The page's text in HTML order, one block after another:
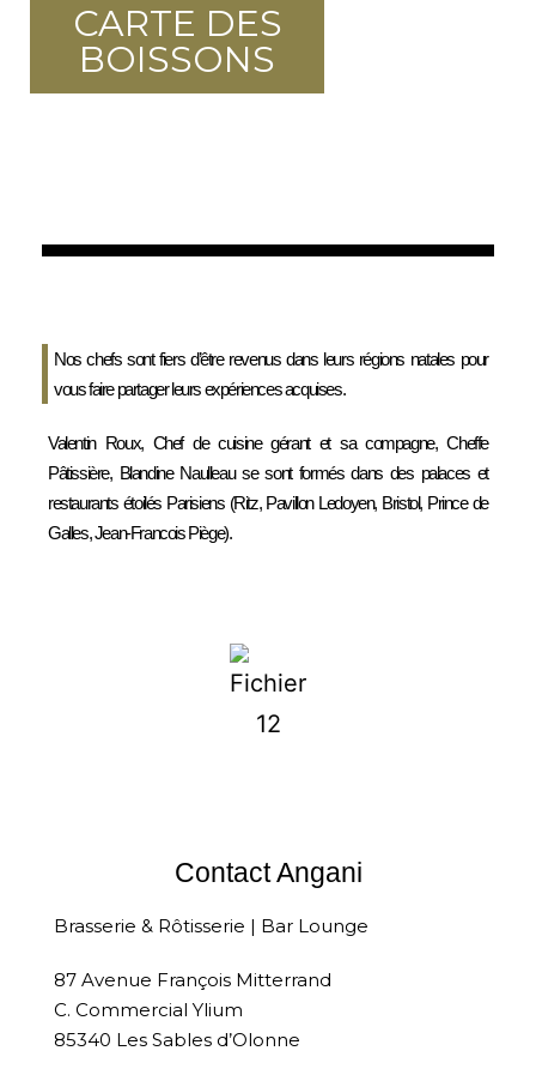
CARTE DES
BOISSONS
Nos chefs sont fiers d’être revenus dans leurs régions natales pour
vous faire partager leurs expériences acquises.
Valentin Roux, Chef de cuisine gérant et sa compagne, Cheffe
Pâtissière, Blandine Naulleau se sont formés dans des palaces et
restaurants étoilés Parisiens (Ritz, Pavillon Ledoyen, Bristol, Prince de
Galles, Jean-Francois Piège).
Contact Angani
Brasserie & Rôtisserie | Bar Lounge
87 Avenue François Mitterrand
C. Commercial Ylium
85340 Les Sables d’Olonne